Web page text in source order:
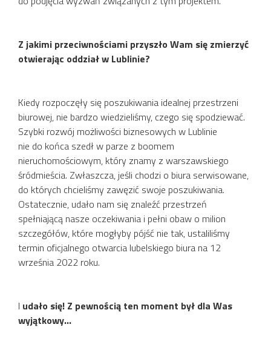
Z jakimi przeciwnościami przyszło Wam się zmierzyć
otwierając oddział w Lublinie?
Kiedy rozpoczęły się poszukiwania idealnej przestrzeni
biurowej, nie bardzo wiedzieliśmy, czego się spodziewać.
Szybki rozwój możliwości biznesowych w Lublinie
nie do końca szedł w parze z boomem
nieruchomościowym, który znamy z warszawskiego
śródmieścia. Zwłaszcza, jeśli chodzi o biura serwisowane,
do których chcieliśmy zawęzić swoje poszukiwania.
Ostatecznie, udało nam się znaleźć przestrzeń
spełniającą nasze oczekiwania i pełni obaw o milion
szczegółów, które mogłyby pójść nie tak, ustaliliśmy
termin oficjalnego otwarcia lubelskiego biura na 12
września 2022 roku.
I udało się! Z pewnością ten moment był dla Was
wyjątkowy…